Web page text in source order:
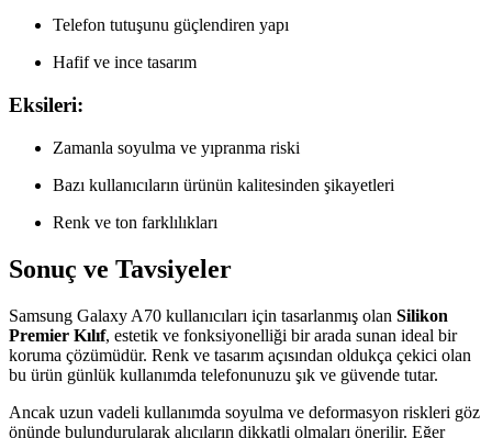
Telefon tutuşunu güçlendiren yapı
Hafif ve ince tasarım
Eksileri:
Zamanla soyulma ve yıpranma riski
Bazı kullanıcıların ürünün kalitesinden şikayetleri
Renk ve ton farklılıkları
Sonuç ve Tavsiyeler
Samsung Galaxy A70 kullanıcıları için tasarlanmış olan Silikon
Premier Kılıf, estetik ve fonksiyonelliği bir arada sunan ideal bir
koruma çözümüdür. Renk ve tasarım açısından oldukça çekici olan
bu ürün günlük kullanımda telefonunuzu şık ve güvende tutar.
Ancak uzun vadeli kullanımda soyulma ve deformasyon riskleri göz
önünde bulundurularak alıcıların dikkatli olmaları önerilir. Eğer